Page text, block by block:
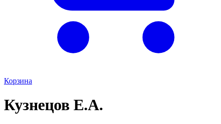
Корзина
Кузнецов Е.А.